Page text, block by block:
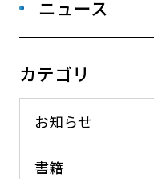
ニュース
カテゴリ
お知らせ
書籍